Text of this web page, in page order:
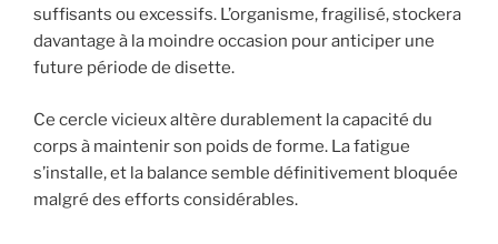
suffisants ou excessifs. L’organisme, fragilisé, stockera
davantage à la moindre occasion pour anticiper une
future période de disette.
Ce cercle vicieux altère durablement la capacité du
corps à maintenir son poids de forme. La fatigue
s’installe, et la balance semble définitivement bloquée
malgré des efforts considérables.